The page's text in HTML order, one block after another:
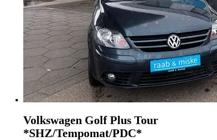
Volkswagen Golf Plus Tour
*SHZ/Tempomat/PDC*